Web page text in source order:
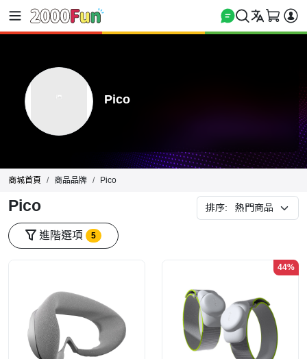
Pico
商城首頁 商品品牌 Pico
Pico 排序:
進階選項 5
44%